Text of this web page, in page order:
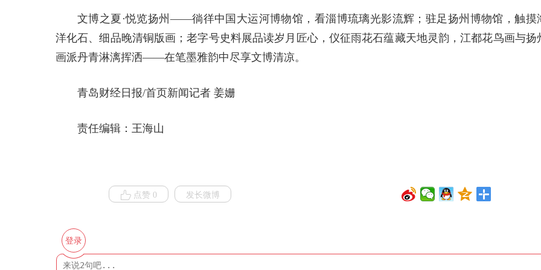
文博之夏·悦览扬州——徜徉中国大运河博物馆，看淄博琉璃光影流辉；驻足扬州博物馆，触摸
洋化石、细品晚清铜版画；老字号史料展品读岁月匠心，仪征雨花石蕴藏天地灵韵，江都花鸟画与扬
画派丹青淋漓挥洒——在笔墨雅韵中尽享文博清凉。
青岛财经日报/首页新闻记者 姜姗
责任编辑：王海山
点赞 0 发长微博
登录